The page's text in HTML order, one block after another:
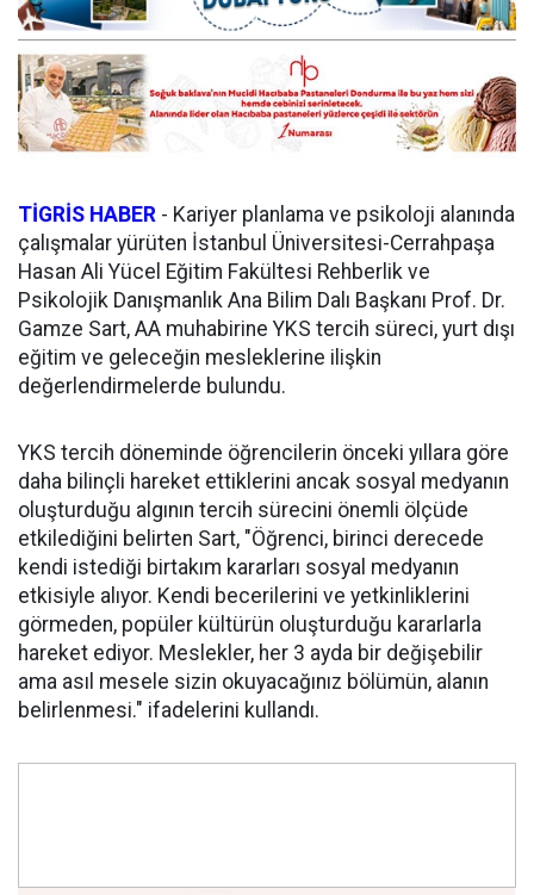
TİGRİS HABER - Kariyer planlama ve psikoloji alanında
çalışmalar yürüten İstanbul Üniversitesi-Cerrahpaşa
Hasan Ali Yücel Eğitim Fakültesi Rehberlik ve
Psikolojik Danışmanlık Ana Bilim Dalı Başkanı Prof. Dr.
Gamze Sart, AA muhabirine YKS tercih süreci, yurt dışı
eğitim ve geleceğin mesleklerine ilişkin
değerlendirmelerde bulundu.
YKS tercih döneminde öğrencilerin önceki yıllara göre
daha bilinçli hareket ettiklerini ancak sosyal medyanın
oluşturduğu algının tercih sürecini önemli ölçüde
etkilediğini belirten Sart, "Öğrenci, birinci derecede
kendi istediği birtakım kararları sosyal medyanın
etkisiyle alıyor. Kendi becerilerini ve yetkinliklerini
görmeden, popüler kültürün oluşturduğu kararlarla
hareket ediyor. Meslekler, her 3 ayda bir değişebilir
ama asıl mesele sizin okuyacağınız bölümün, alanın
belirlenmesi." ifadelerini kullandı.